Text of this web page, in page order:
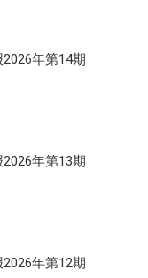
年第14期
年第13期
年第12期